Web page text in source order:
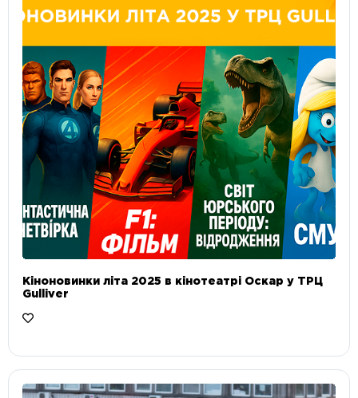
Кіноновинки літа 2025 в кінотеатрі Оскар у ТРЦ
Gulliver